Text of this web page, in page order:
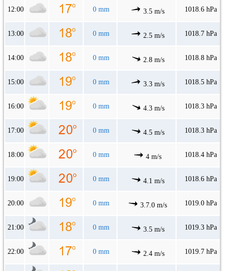
12:00 0 mm 3.5 m/s 1018.6 hPa
13:00 0 mm 2.5 m/s 1018.7 hPa
14:00 0 mm 2.8 m/s 1018.8 hPa
15:00 0 mm 3.3 m/s 1018.5 hPa
16:00 0 mm 4.3 m/s 1018.3 hPa
17:00 0 mm 4.5 m/s 1018.3 hPa
18:00 0 mm 4 m/s 1018.4 hPa
19:00 0 mm 4.1 m/s 1018.6 hPa
20:00 0 mm 3.7.0 m/s 1019.0 hPa
21:00 0 mm 3.5 m/s 1019.3 hPa
22:00 0 mm 2.4 m/s 1019.7 hPa